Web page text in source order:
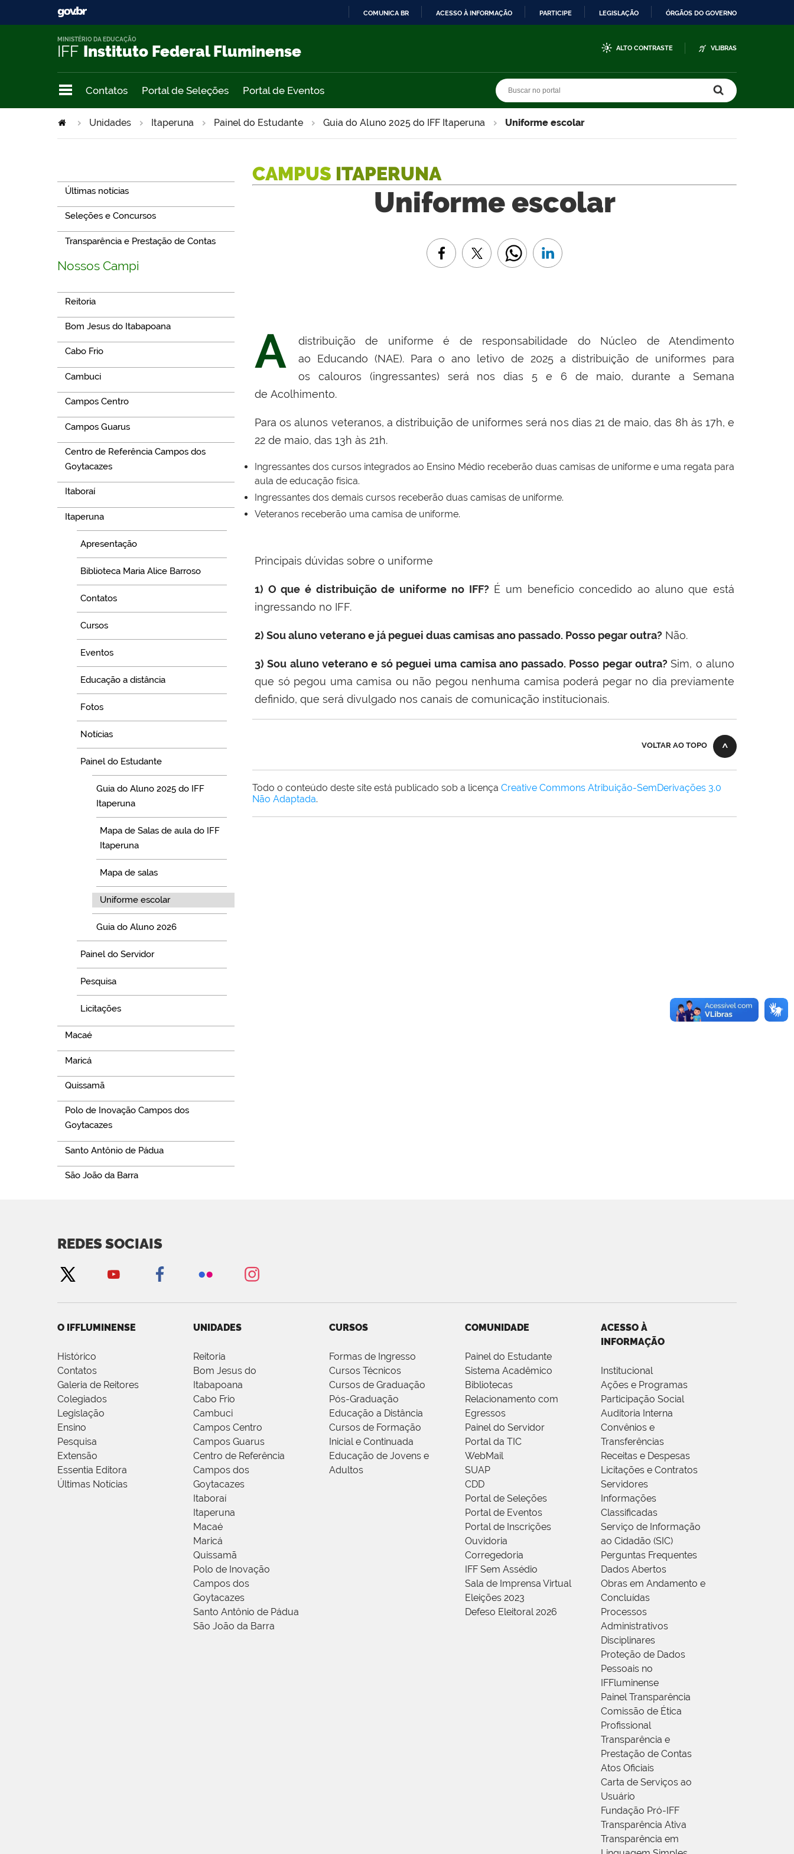
COMUNICA BR ACESSO À INFORMAÇÃO PARTICIPE LEGISLAÇÃO ÓRGÃOS DO GOVERNO
IFF Instituto Federal Fluminense
MINISTÉRIO DA EDUCAÇÃO
ALTO CONTRASTE VLIBRAS
Contatos Portal de Seleções Portal de Eventos
Unidades Itaperuna Painel do Estudante Guia do Aluno 2025 do IFF Itaperuna Uniforme escolar
Últimas notícias
Seleções e Concursos
Transparência e Prestação de Contas
Nossos Campi
Reitoria
Bom Jesus do Itabapoana
Cabo Frio
Cambuci
Campos Centro
Campos Guarus
Centro de Referência Campos dos
Goytacazes
Itaboraí
Itaperuna
Apresentação
Biblioteca Maria Alice Barroso
Contatos
Cursos
Eventos
Educação a distância
Fotos
Notícias
Painel do Estudante
Guia do Aluno 2025 do IFF
Itaperuna
Mapa de Salas de aula do IFF
Itaperuna
Mapa de salas
Uniforme escolar
Guia do Aluno 2026
Painel do Servidor
Pesquisa
Licitações
Macaé
Maricá
Quissamã
Polo de Inovação Campos dos
Goytacazes
Santo Antônio de Pádua
São João da Barra
CAMPUS ITAPERUNA
Uniforme escolar
A
distribuição de uniforme é de responsabilidade do Núcleo de Atendimento
ao Educando (NAE). Para o ano letivo de 2025 a distribuição de uniformes para
os calouros (ingressantes) será nos dias 5 e 6 de maio, durante a Semana
de Acolhimento.
Para os alunos veteranos, a distribuição de uniformes será nos dias 21 de maio, das 8h às 17h, e
22 de maio, das 13h às 21h.
Ingressantes dos cursos integrados ao Ensino Médio receberão duas camisas de uniforme e uma regata para
aula de educação física.
Ingressantes dos demais cursos receberão duas camisas de uniforme.
Veteranos receberão uma camisa de uniforme.
Principais dúvidas sobre o uniforme
1) O que é distribuição de uniforme no IFF? É um benefício concedido ao aluno que está
ingressando no IFF.
2) Sou aluno veterano e já peguei duas camisas ano passado. Posso pegar outra? Não.
3) Sou aluno veterano e só peguei uma camisa ano passado. Posso pegar outra?Sim, o aluno
que só pegou uma camisa ou não pegou nenhuma camisa poderá pegar no dia previamente
definido, que será divulgado nos canais de comunicação institucionais.
VOLTAR AO TOPO
Todo o conteúdo deste site está publicado sob a licença Creative Commons Atribuição-SemDerivações 3.0
Não Adaptada.
REDES SOCIAIS
O IFFLUMINENSE
Histórico
Contatos
Galeria de Reitores
Colegiados
Legislação
Ensino
Pesquisa
Extensão
Essentia Editora
Últimas Notícias
UNIDADES
Reitoria
Bom Jesus do
Itabapoana
Cabo Frio
Cambuci
Campos Centro
Campos Guarus
Centro de Referência
Campos dos
Goytacazes
Itaboraí
Itaperuna
Macaé
Maricá
Quissamã
Polo de Inovação
Campos dos
Goytacazes
Santo Antônio de Pádua
São João da Barra
CURSOS
Formas de Ingresso
Cursos Técnicos
Cursos de Graduação
Pós-Graduação
Educação a Distância
Cursos de Formação
Inicial e Continuada
Educação de Jovens e
Adultos
COMUNIDADE
Painel do Estudante
Sistema Acadêmico
Bibliotecas
Relacionamento com
Egressos
Painel do Servidor
Portal da TIC
WebMail
SUAP
CDD
Portal de Seleções
Portal de Eventos
Portal de Inscrições
Ouvidoria
Corregedoria
IFF Sem Assédio
Sala de Imprensa Virtual
Eleições 2023
Defeso Eleitoral 2026
ACESSO À
INFORMAÇÃO
Institucional
Ações e Programas
Participação Social
Auditoria Interna
Convênios e
Transferências
Receitas e Despesas
Licitações e Contratos
Servidores
Informações
Classificadas
Serviço de Informação
ao Cidadão (SIC)
Perguntas Frequentes
Dados Abertos
Obras em Andamento e
Concluídas
Processos
Administrativos
Disciplinares
Proteção de Dados
Pessoais no
IFFluminense
Painel Transparência
Comissão de Ética
Profissional
Transparência e
Prestação de Contas
Atos Oficiais
Carta de Serviços ao
Usuário
Fundação Pró-IFF
Transparência Ativa
Transparência em